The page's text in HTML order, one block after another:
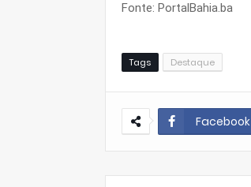
Fonte: PortalBahia.ba
Tags Destaque
Facebook